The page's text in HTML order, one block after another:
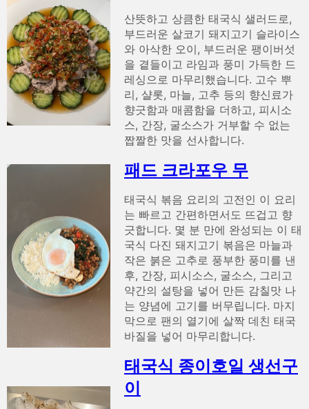
산뜻하고 상큼한 태국식 샐러드로,
부드러운 살코기 돼지고기 슬라이스
와 아삭한 오이, 부드러운 팽이버섯
을 곁들이고 라임과 풍미 가득한 드
레싱으로 마무리했습니다. 고수 뿌
리, 샬롯, 마늘, 고추 등의 향신료가
향긋함과 매콤함을 더하고, 피시소
스, 간장, 굴소스가 거부할 수 없는
짭짤한 맛을 선사합니다.
패드 크라포우 무
태국식 볶음 요리의 고전인 이 요리
는 빠르고 간편하면서도 뜨겁고 향
긋합니다. 몇 분 만에 완성되는 이 태
국식 다진 돼지고기 볶음은 마늘과
작은 붉은 고추로 풍부한 풍미를 낸
후, 간장, 피시소스, 굴소스, 그리고
약간의 설탕을 넣어 만든 감칠맛 나
는 양념에 고기를 버무립니다. 마지
막으로 팬의 열기에 살짝 데친 태국
바질을 넣어 마무리합니다.
태국식 종이호일 생선구
이